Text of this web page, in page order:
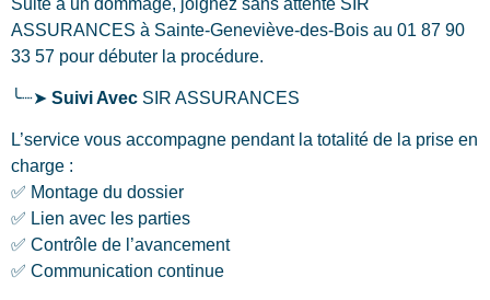
ASSURANCES à Sainte-Geneviève-des-Bois au 01 87 90
33 57 pour débuter la procédure.
╰┈➤ Suivi Avec SIR ASSURANCES
L’service vous accompagne pendant la totalité de la prise en
charge :
✅ Montage du dossier
✅ Lien avec les parties
✅ Contrôle de l’avancement
✅ Communication continue